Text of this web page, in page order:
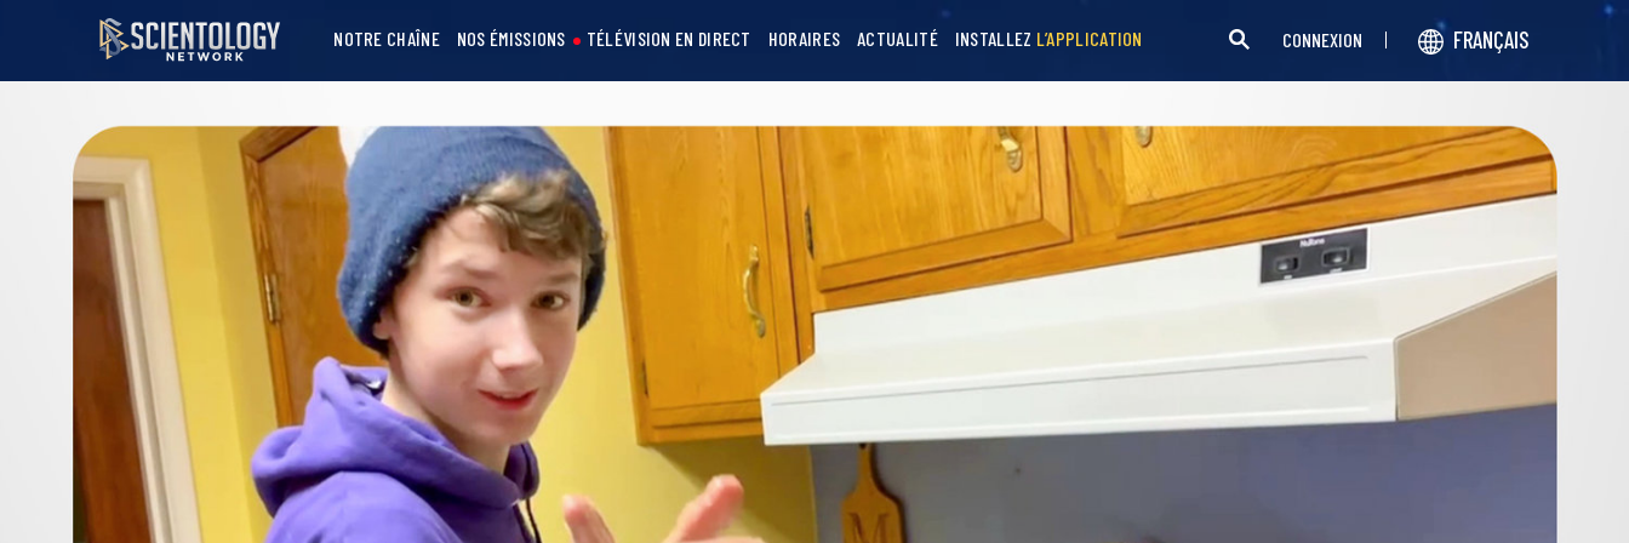
NOTRE CHAÎNE NOS ÉMISSIONS TÉLÉVISION EN DIRECT HORAIRES ACTUALITÉ INSTALLEZ L’APPLICATION CONNEXION FRANÇAIS